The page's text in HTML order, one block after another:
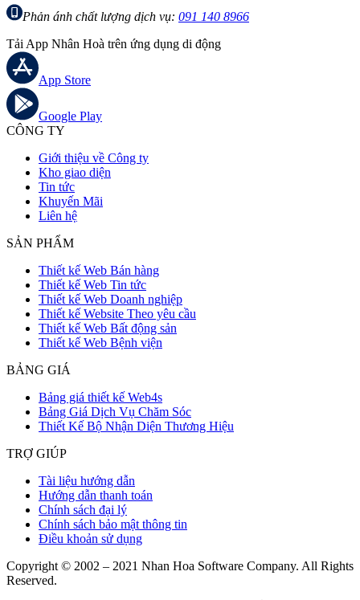
Phản ánh chất lượng dịch vụ: 091 140 8966
Tải App Nhân Hoà trên ứng dụng di động
App Store
Google Play
CÔNG TY
Giới thiệu về Công ty
Kho giao diện
Tin tức
Khuyến Mãi
Liên hệ
SẢN PHẨM
Thiết kế Web Bán hàng
Thiết kế Web Tin tức
Thiết kế Web Doanh nghiệp
Thiết kế Website Theo yêu cầu
Thiết kế Web Bất động sản
Thiết kế Web Bệnh viện
BẢNG GIÁ
Bảng giá thiết kế Web4s
Bảng Giá Dịch Vụ Chăm Sóc
Thiết Kế Bộ Nhận Diện Thương Hiệu
TRỢ GIÚP
Tài liệu hướng dẫn
Hướng dẫn thanh toán
Chính sách đại lý
Chính sách bảo mật thông tin
Điều khoản sử dụng
Copyright © 2002 – 2021 Nhan Hoa Software Company. All Rights
Reserved.